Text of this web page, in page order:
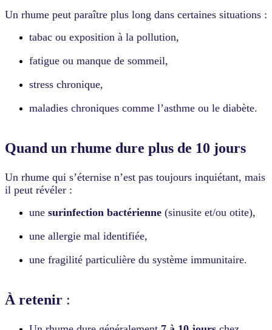
plus
sans
s'aggravent
au-
de
3
semaines.
toute
fièvre
Un rhume peut paraître plus long dans certaines situations :
tabac ou exposition à la pollution,
fatigue ou manque de sommeil,
stress chronique,
maladies chroniques comme l’asthme ou le diabète.
Quand un rhume dure plus de 10 jours
Un rhume qui s’éternise n’est pas toujours inquiétant, mais
il peut révéler :
une surinfection bactérienne (sinusite et/ou otite),
une allergie mal identifiée,
une fragilité particulière du système immunitaire.
À retenir :